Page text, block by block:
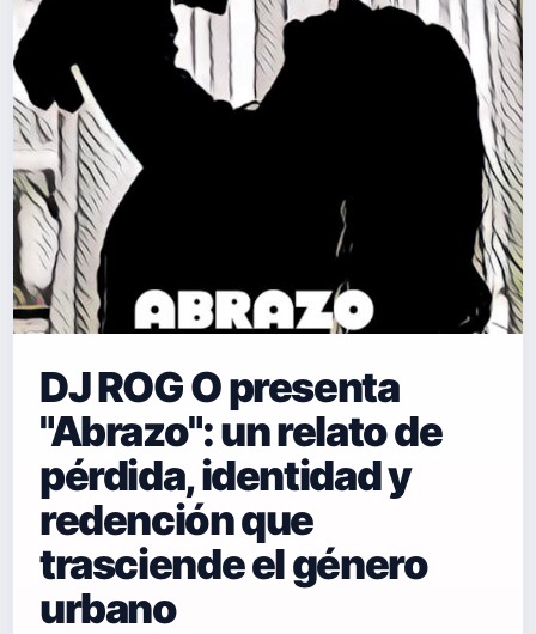
DJ ROG O presenta
"Abrazo": un relato de
pérdida, identidad y
redención que
trasciende el género
urbano